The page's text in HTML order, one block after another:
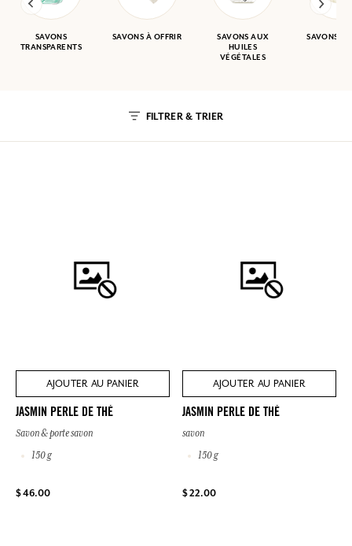
SAVONS
TRANSPARENTS
SAVONS À OFFRIR
SAVONS AUX
HUILES
VÉGÉTALES
SAVONS
FILTRER & TRIER
AJOUTER AU PANIER
JASMIN PERLE DE THÉ
Savon & porte savon
150 g
$ 46.00
AJOUTER AU PANIER
JASMIN PERLE DE THÉ
savon
150 g
$ 22.00